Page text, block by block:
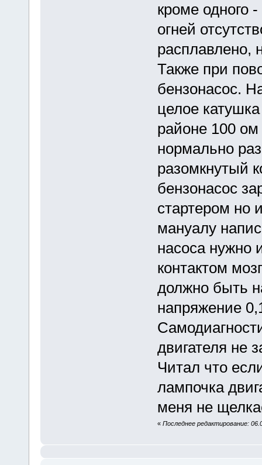
кроме одного
огней
расплавлено,
Также при
бензонасос.
целое
районе 100 ом
нормально
разомкнутый
бензонасос
стартером но
мануалу
насоса нужно
контактом
должно быть
напряжение
двигателя не
Читал что
лампочка
меня не
« Последнее редактирование: